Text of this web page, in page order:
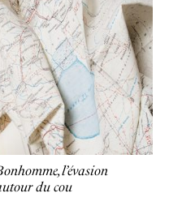
l’évasion
du cou